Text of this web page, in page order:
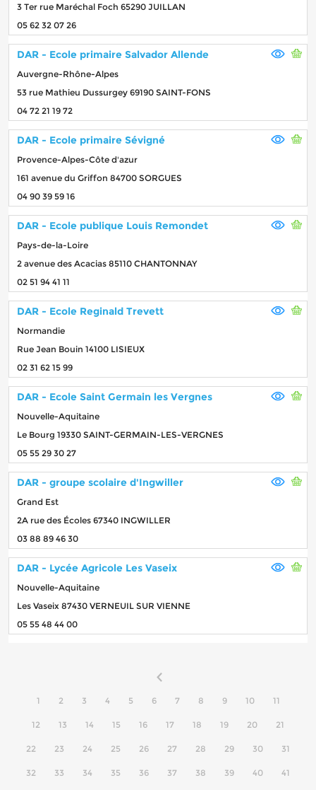
3 Ter rue Maréchal Foch 65290 JUILLAN
05 62 32 07 26
DAR - Ecole primaire Salvador Allende
Auvergne-Rhône-Alpes
53 rue Mathieu Dussurgey 69190 SAINT-FONS
04 72 21 19 72
DAR - Ecole primaire Sévigné
Provence-Alpes-Côte d'azur
161 avenue du Griffon 84700 SORGUES
04 90 39 59 16
DAR - Ecole publique Louis Remondet
Pays-de-la-Loire
2 avenue des Acacias 85110 CHANTONNAY
02 51 94 41 11
DAR - Ecole Reginald Trevett
Normandie
Rue Jean Bouin 14100 LISIEUX
02 31 62 15 99
DAR - Ecole Saint Germain les Vergnes
Nouvelle-Aquitaine
Le Bourg 19330 SAINT-GERMAIN-LES-VERGNES
05 55 29 30 27
DAR - groupe scolaire d'Ingwiller
Grand Est
2A rue des Écoles 67340 INGWILLER
03 88 89 46 30
DAR - Lycée Agricole Les Vaseix
Nouvelle-Aquitaine
Les Vaseix 87430 VERNEUIL SUR VIENNE
05 55 48 44 00
1 2 3 4 5 6 7 8 9 10 11
12 13 14 15 16 17 18 19 20 21
22 23 24 25 26 27 28 29 30 31
32 33 34 35 36 37 38 39 40 41